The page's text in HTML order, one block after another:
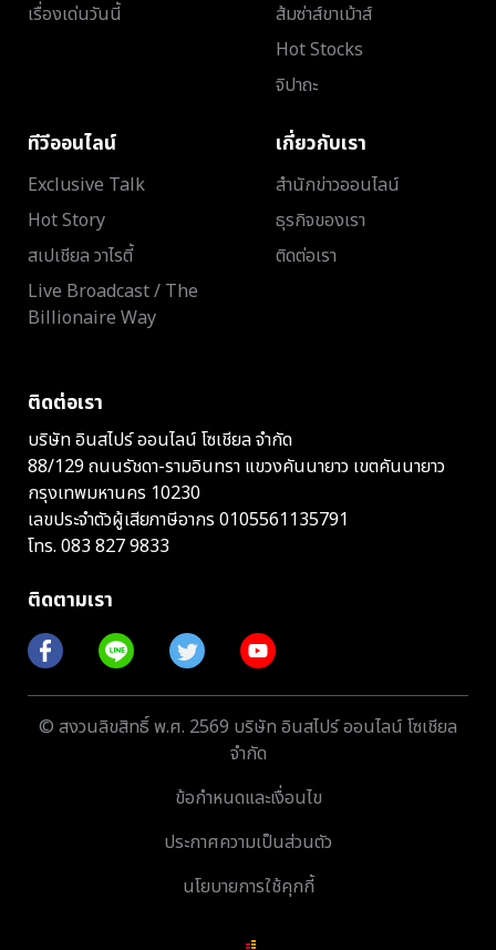
เรื่องเด่นวันนี้
ส้มซ่าส์ขาเม้าส์
Hot Stocks
จิปาถะ
ทีวีออนไลน์
Exclusive Talk
Hot Story
สเปเชียล วาไรตี้
Live Broadcast / The
Billionaire Way
เกี่ยวกับเรา
สำนักข่าวออนไลน์
ธุรกิจของเรา
ติดต่อเรา
ติดต่อเรา
บริษัท อินสไปร์ ออนไลน์ โซเชียล จำกัด
88/129 ถนนรัชดา-รามอินทรา แขวงคันนายาว เขตคันนายาว
กรุงเทพมหานคร 10230
เลขประจำตัวผู้เสียภาษีอากร 0105561135791
โทร. 083 827 9833
ติดตามเรา
© สงวนลิขสิทธิ์ พ.ศ. 2569 บริษัท อินสไปร์ ออนไลน์ โซเชียล
จำกัด
ข้อกำหนดและเงื่อนไข
ประกาศความเป็นส่วนตัว
นโยบายการใช้คุกกี้